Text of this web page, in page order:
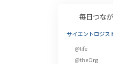
毎日つな
サイエントロジス
@life
@theOrg